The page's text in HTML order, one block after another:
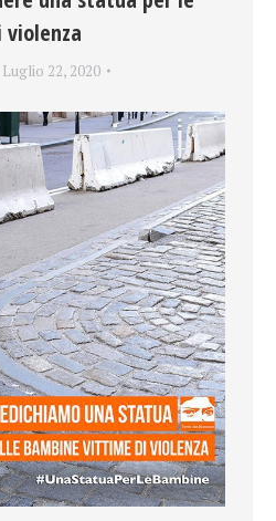
Luglio 22, 2020